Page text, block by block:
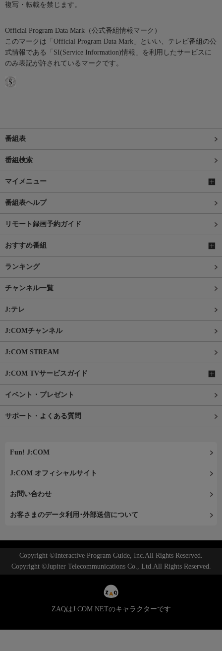
複写・転載を禁じます。
Official Program Data Mark（公式番組情報マーク）
このマークは「Official Program Data Mark」といい、テレビ番組の公
式情報である「SI(Service Information)情報」を利用したサービスに
のみ表記が許されているマークです。
番組表
番組検索
マイメニュー
番組表ヘルプ
リモート録画予約ガイド
おすすめ番組
ランキング
チャンネル一覧
J:テレ
J:COMチャンネル
J:COM STREAM
J:COM TVサービスガイド
イベント・プレゼント
サポート・よくある質問
Fun! J:COM
J:COM オフィシャルサイト
お問い合わせ
お客さまのデータ利用･外部送信について
Copyright ©Interactive Program Guide, Inc.All Rights Reserved.
Copyright ©Jupiter Telecommunications Co., Ltd.All Rights Reserved.
ZAQはJ:COM NETのキャラクターです